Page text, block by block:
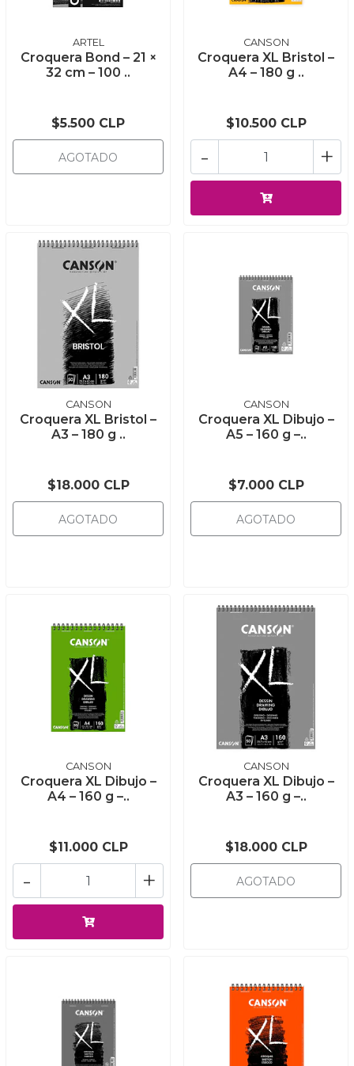
ARTEL
Croquera Bond – 21 ×
32 cm – 100 ..
$5.500 CLP
AGOTADO
CANSON
Croquera XL Bristol –
A4 – 180 g ..
$10.500 CLP
+
-
CANSON
Croquera XL Bristol –
A3 – 180 g ..
$18.000 CLP
AGOTADO
CANSON
Croquera XL Dibujo –
A5 – 160 g –..
$7.000 CLP
AGOTADO
CANSON
Croquera XL Dibujo –
A4 – 160 g –..
$11.000 CLP
+
-
CANSON
Croquera XL Dibujo –
A3 – 160 g –..
$18.000 CLP
AGOTADO